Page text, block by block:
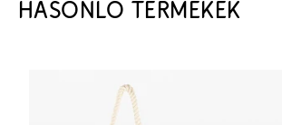
HASONLÓ TERMÉKEK